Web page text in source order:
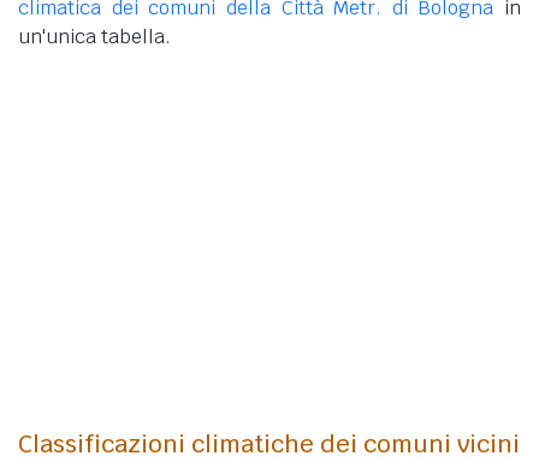
climatica dei comuni della Città Metr. di Bologna in
un'unica tabella.
Classificazioni climatiche dei comuni vicini